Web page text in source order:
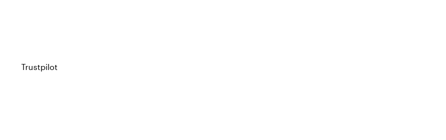
Trustpilot